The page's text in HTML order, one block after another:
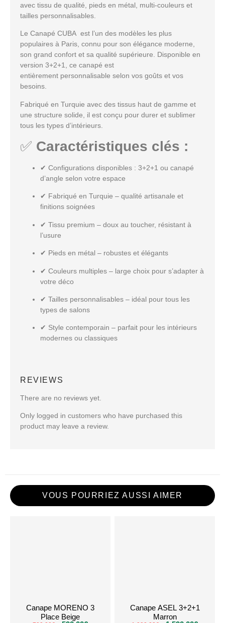
avec tissu de qualité, pieds en métal, multi-couleurs et
tailles personnalisables.
Le Canapé CUBA est l’un des modèles les plus
populaires à Paris, connu pour son élégance moderne,
son grand confort et sa qualité supérieure. Disponible en
version 3+2+1, ce canapé est
entièrement personnalisable selon vos goûts et vos
besoins.
Fabriqué en Turquie avec des tissus haut de gamme et
une structure solide, il est conçu pour durer et sublimer
tous les types d’intérieurs.
✅ Caractéristiques clés :
✔ Configurations disponibles : 3+2+1 ou canapé
d’angle selon votre espace
✔ Fabriqué en Turquie – qualité artisanale et
finitions soignées
✔ Tissu premium – doux au toucher, résistant à
l’usure
✔ Pieds en métal – robustes et élégants
✔ Couleurs multiples – large choix pour s’adapter à
votre déco
✔ Tailles personnalisables – idéal pour tous les
types de salons
✔ Style contemporain – parfait pour les intérieurs
modernes ou classiques
REVIEWS
There are no reviews yet.
Only logged in customers who have purchased this
product may leave a review.
VOUS POURRIEZ AUSSI AIMER
Canape MORENO 3
Place Beige
Canape ASEL 3+2+1
Marron